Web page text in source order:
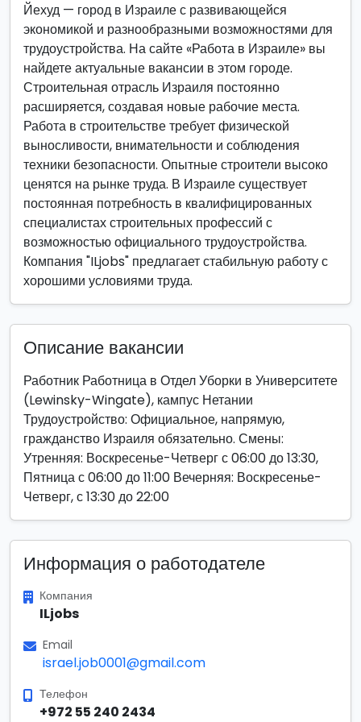
Йехуд — город в Израиле с развивающейся
экономикой и разнообразными возможностями для
трудоустройства. На сайте «Работа в Израиле» вы
найдете актуальные вакансии в этом городе.
Строительная отрасль Израиля постоянно
расширяется, создавая новые рабочие места.
Работа в строительстве требует физической
выносливости, внимательности и соблюдения
техники безопасности. Опытные строители высоко
ценятся на рынке труда. В Израиле существует
постоянная потребность в квалифицированных
специалистах строительных профессий с
возможностью официального трудоустройства.
Компания "ILjobs" предлагает стабильную работу с
хорошими условиями труда.
Описание вакансии
Работник Работница в Отдел Уборки в Университете
(Lewinsky-Wingate), кампус Нетании
Трудоустройство: Официальное, напрямую,
гражданство Израиля обязательно. Смены:
Утренняя: Воскресенье-Четверг с 06:00 до 13:30,
Пятница с 06:00 до 11:00 Вечерняя: Воскресенье-
Четверг, с 13:30 до 22:00
Информация о работодателе
Компания
ILjobs
Email
israel.job0001@gmail.com
Телефон
+972 55 240 2434